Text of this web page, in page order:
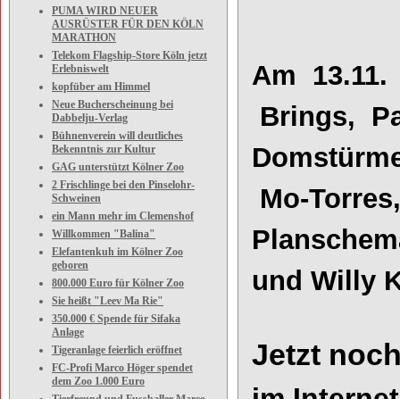
PUMA WIRD NEUER
AUSRÜSTER FÜR DEN KÖLN
MARATHON
Telekom Flagship-Store Köln jetzt
Erlebniswelt
kopfüber am Himmel
Neue Bucherscheinung bei
Dabbelju-Verlag
Bühnenverein will deutliches
Bekenntnis zur Kultur
GAG unterstützt Kölner Zoo
2 Frischlinge bei den Pinselohr-
Schweinen
ein Mann mehr im Clemenshof
Willkommen "Balina"
Elefantenkuh im Kölner Zoo
geboren
800.000 Euro für Kölner Zoo
Sie heißt "Leev Ma Rie"
350.000 € Spende für Sifaka
Anlage
Tigeranlage feierlich eröffnet
FC-Profi Marco Höger spendet
dem Zoo 1.000 Euro
Am
Brings,
Mo-
und Willy
Jetzt no